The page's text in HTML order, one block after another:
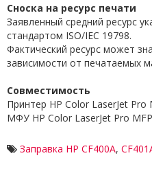
Сноска на ресурс печати
Заявленный средний ресурс
стандартом ISO/IEC 19798.
Фактический ресурс может
зависимости от печатаемых
Cовместимость
Принтер HP Color LaserJet Pro
МФУ HP Color LaserJet Pro
Заправка HP CF400A,